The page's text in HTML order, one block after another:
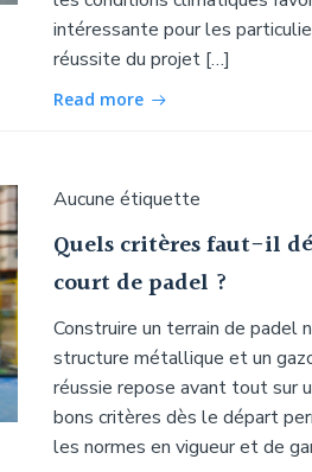
intéressante pour les
réussite du projet […]
Read more
Aucune étiquette
Quels critères faut-il
court de padel ?
Construire un terrain de padel
structure métallique et un
réussie repose avant tout sur
bons critères dès le départ
les normes en vigueur et de